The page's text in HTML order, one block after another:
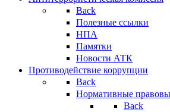
Back
Полезные ссылки
НПА
Памятки
Новости АТК
Противодействие коррупции
Back
Нормативные
Back